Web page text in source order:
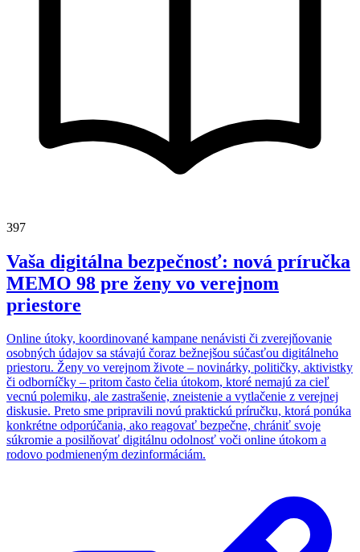
397
Vaša digitálna bezpečnosť: nová príručka
MEMO 98 pre ženy vo verejnom
priestore
Online útoky, koordinované kampane nenávisti či zverejňovanie
osobných údajov sa stávajú čoraz bežnejšou súčasťou digitálneho
priestoru. Ženy vo verejnom živote – novinárky, političky, aktivistky
či odborníčky – pritom často čelia útokom, ktoré nemajú za cieľ
vecnú polemiku, ale zastrašenie, zneistenie a vytlačenie z verejnej
diskusie. Preto sme pripravili novú praktickú príručku, ktorá ponúka
konkrétne odporúčania, ako reagovať bezpečne, chrániť svoje
súkromie a posilňovať digitálnu odolnosť voči online útokom a
rodovo podmieneným dezinformáciám.